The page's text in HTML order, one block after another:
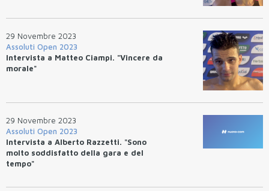
29 Novembre 2023
Assoluti Open 2023
Intervista a Matteo Ciampi. "Vincere da
morale"
29 Novembre 2023
Assoluti Open 2023
Intervista a Alberto Razzetti. "Sono
molto soddisfatto della gara e del
tempo"